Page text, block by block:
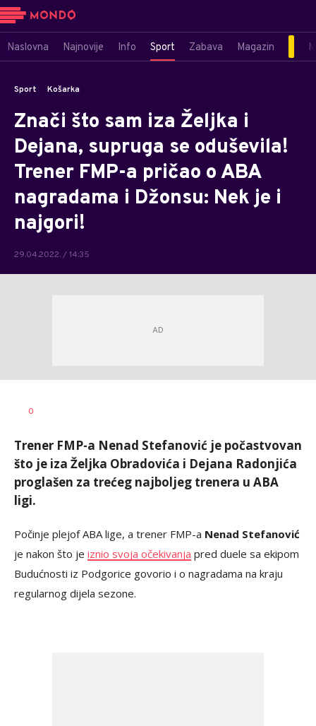
Naslovna Najnovije Info Sport Zabava Magazin
Sport Košarka
Znači što sam iza Željka i
Dejana, supruga se oduševila!
Trener FMP-a pričao o ABA
nagradama i Džonsu: Nek je i
najgori!
29.04.2022. / 14:35
AUTOR
0
Trener FMP-a Nenad Stefanović je počastvovan
što je iza Željka Obradovića i Dejana Radonjića
proglašen za trećeg najboljeg trenera u ABA
ligi.
Počinje plejof ABA lige, a trener FMP-a Nenad Stefanović
je nakon što je iznio svoja očekivanja pred duele sa ekipom
Budućnosti iz Podgorice govorio i o nagradama na kraju
regularnog dijela sezone.